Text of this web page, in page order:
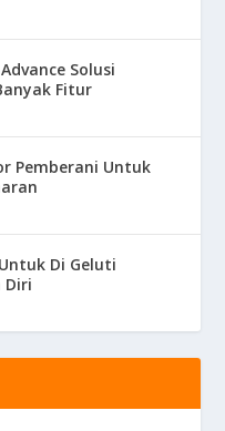
Solusi
Fitur
Pemberani Untuk
Di Geluti
Diri